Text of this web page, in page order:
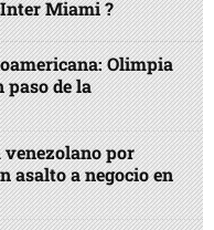
Miami ?
Olimpia
paso de la
venezolano por
asalto a negocio en